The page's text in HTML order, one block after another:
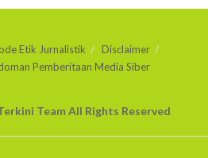
Etik Jurnalistik
Disclaimer
Pemberitaan Media Siber
Team All Rights Reserved